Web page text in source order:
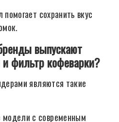
сохранить вкус
выпускают
фильтр кофеварки?
являются такие
с современным